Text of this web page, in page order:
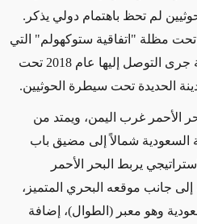
لم تحظ باهتمام دولي يذكر.
مظلة "اتفاقية ستوكهولم" التي
لم تُنفذ حتى اليوم، وهي اتفاقية جرى التوصل إليها عام 2018 تحت
الحديدة تحت سيطرة الحوثيين.
الأحمر غرب اليمن، ويمتد من
السعودية شمالاً إلى مضيق باب
يربط البحر الأحمر
إلى جانب موقعه البحري المتميز،
وهو معبر (الطوال)، إضافة